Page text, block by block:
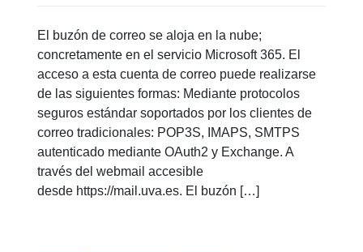
El buzón de correo se aloja en la nube;
concretamente en el servicio Microsoft 365. El
acceso a esta cuenta de correo puede realizarse
de las siguientes formas: Mediante protocolos
seguros estándar soportados por los clientes de
correo tradicionales: POP3S, IMAPS, SMTPS
autenticado mediante OAuth2 y Exchange. A
través del webmail accesible
desde https://mail.uva.es. El buzón […]